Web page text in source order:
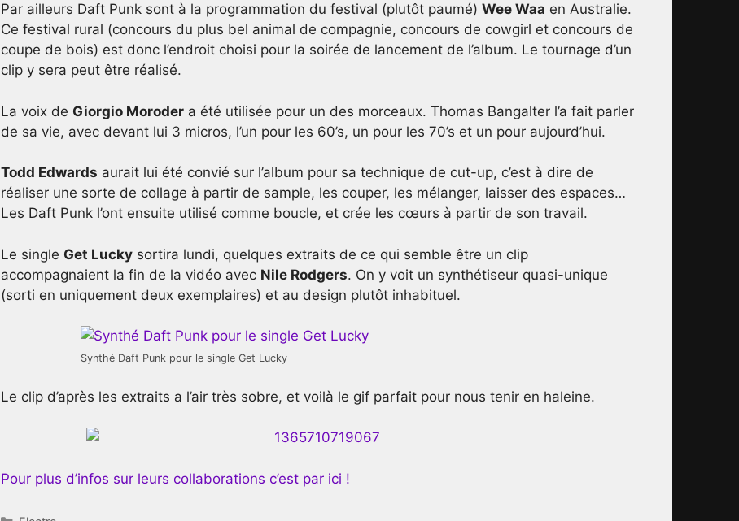
Par ailleurs Daft Punk sont à la programmation du festival (plutôt paumé) Wee Waa en Australie.
Ce festival rural (concours du plus bel animal de compagnie, concours de cowgirl et concours de
coupe de bois) est donc l’endroit choisi pour la soirée de lancement de l’album. Le tournage d’un
clip y sera peut être réalisé.
La voix de Giorgio Moroder a été utilisée pour un des morceaux. Thomas Bangalter l’a fait parler
de sa vie, avec devant lui 3 micros, l’un pour les 60’s, un pour les 70’s et un pour aujourd’hui.
Todd Edwards aurait lui été convié sur l’album pour sa technique de cut-up, c’est à dire de
réaliser une sorte de collage à partir de sample, les couper, les mélanger, laisser des espaces…
Les Daft Punk l’ont ensuite utilisé comme boucle, et crée les cœurs à partir de son travail.
Le single Get Lucky sortira lundi, quelques extraits de ce qui semble être un clip
accompagnaient la fin de la vidéo avec Nile Rodgers. On y voit un synthétiseur quasi-unique
(sorti en uniquement deux exemplaires) et au design plutôt inhabituel.
Synthé Daft Punk pour le single Get Lucky
Le clip d’après les extraits a l’air très sobre, et voilà le gif parfait pour nous tenir en haleine.
Pour plus d’infos sur leurs collaborations c’est par ici !